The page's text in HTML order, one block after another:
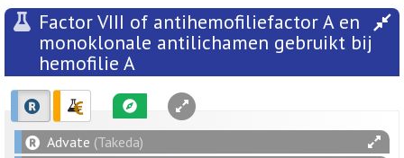
Factor VIII of antihemofiliefactor A en
monoklonale antilichamen gebruikt bij
hemofilie A
Advate (Takeda)